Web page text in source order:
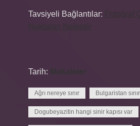
Tavsiyeli Bağlantılar:
Tarih:
Ağrı nereye sınır Bulgaristan
Dogubeyazitin hangi sinir kapısı var